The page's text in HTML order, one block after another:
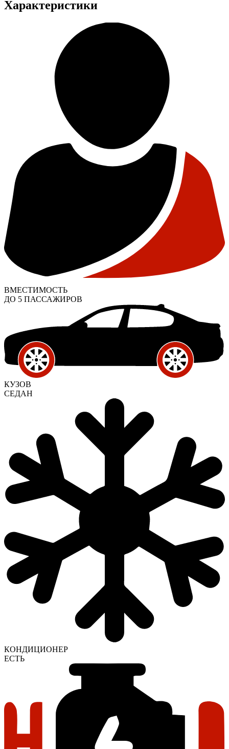
Характеристики
ВМЕСТИМОСТЬ
ДО 5 ПАССАЖИРОВ
КУЗОВ
СЕДАН
КОНДИЦИОНЕР
ЕСТЬ